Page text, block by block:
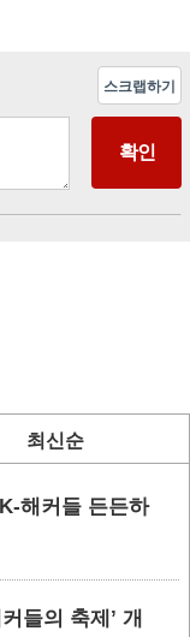
스크랩하기
최신순
해커들 든든하
들의 축제’ 개